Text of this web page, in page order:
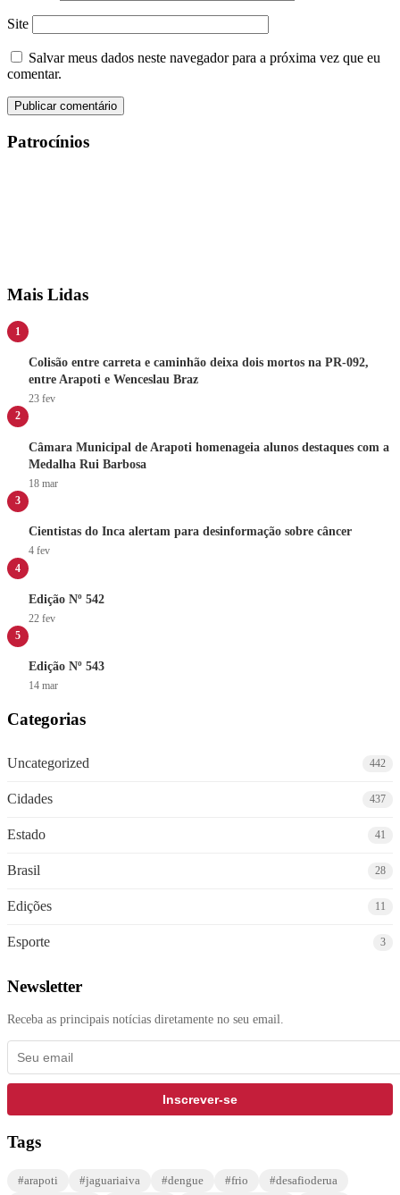
Site
Salvar meus dados neste navegador para a próxima vez que eu
comentar.
Patrocínios
Mais Lidas
1
Colisão entre carreta e caminhão deixa dois mortos na PR-092,
entre Arapoti e Wenceslau Braz
23 fev
2
Câmara Municipal de Arapoti homenageia alunos destaques com a
Medalha Rui Barbosa
18 mar
3
Cientistas do Inca alertam para desinformação sobre câncer
4 fev
4
Edição Nº 542
22 fev
5
Edição Nº 543
14 mar
Categorias
Uncategorized 442
Cidades 437
Estado 41
Brasil 28
Edições 11
Esporte 3
Newsletter
Receba as principais notícias diretamente no seu email.
Inscrever-se
Tags
#arapoti #jaguariaiva #dengue #frio
#desafioderua